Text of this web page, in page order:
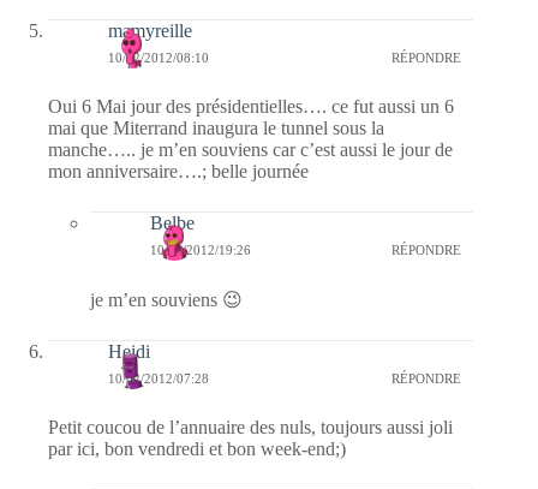
mamyreille
10/02/2012/08:10 RÉPONDRE
Oui 6 Mai jour des présidentielles…. ce fut aussi un 6
mai que Miterrand inaugura le tunnel sous la
manche….. je m’en souviens car c’est aussi le jour de
mon anniversaire….; belle journée
Belbe
10/02/2012/19:26 RÉPONDRE
je m’en souviens 😉
Heidi
10/02/2012/07:28 RÉPONDRE
Petit coucou de l’annuaire des nuls, toujours aussi joli
par ici, bon vendredi et bon week-end;)